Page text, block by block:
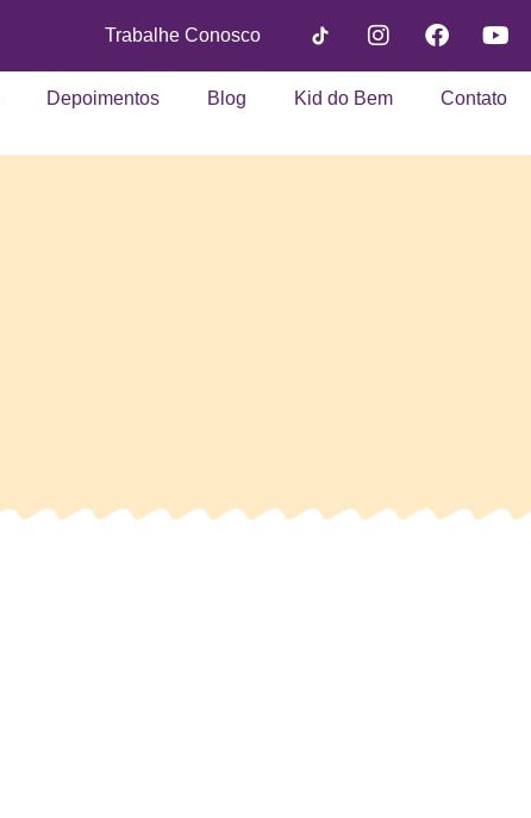
Trabalhe Conosco
Depoimentos Blog Kid do Bem Contato